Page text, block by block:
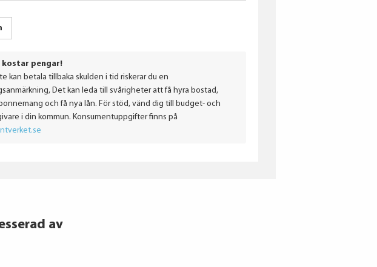
pengar!
kan betala tillbaka skulden i tid riskerar du en
Det kan leda till svårigheter att få hyra bostad,
och få nya lån. För stöd, vänd dig till budget- och
i din kommun. Konsumentuppgifter finns på
av